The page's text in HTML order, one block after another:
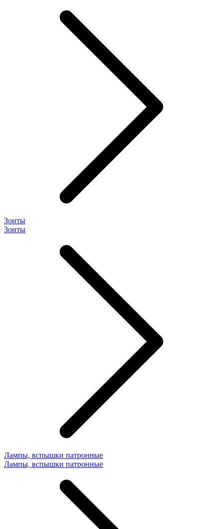
Зонты
Зонты
Лампы, вспышки патронные
Лампы, вспышки патронные